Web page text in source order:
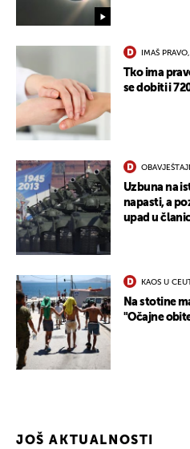
IMAŠ
Tko ima
se dobiti i
Uzbuna na
napasti, a
upad u
KAOS U
Na stotine
"Očajne
JOŠ AKTUALNOSTI
UKLJUČITE